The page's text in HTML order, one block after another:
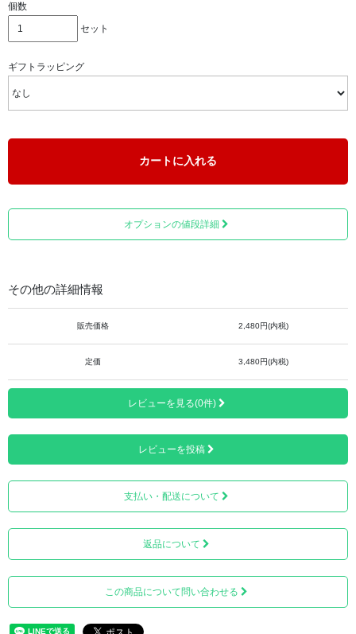
チャームの部分は、天然石をあしらった作りで、一つ一つ
心を込めて国内でハンドメイドにこだわって作られており
ます。
1月の誕生色は「レッドパープル」です。
「あふれる想い気持ちを前向きに」という意味が込められ
天然石のため、チャームの部分は、一つ一つ風合いや表情
が違うことが特徴です。
個数
セット
ギフトラッピング
カートに入れる
オプションの値段詳細
その他の詳細情報
販売価格 2,480円(内税)
定価 3,480円(内税)
レビューを見る(0件)
レビューを投稿
支払い・配送について
返品について
この商品について問い合わせる